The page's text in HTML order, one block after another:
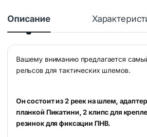
Описание
Вашему вниманию предлагается
рельсов для тактических шлемов.
Он состоит из 2 реек на шлем,
планкой Пикатини, 2 клипс для
резинок для фиксации ПНВ.